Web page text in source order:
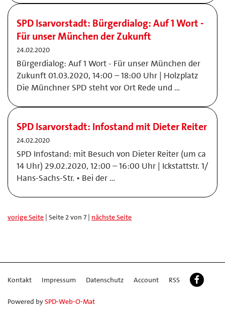
SPD Isarvorstadt: Bürgerdialog: Auf 1 Wort -
Für unser München der Zukunft
24.02.2020
Bürgerdialog: Auf 1 Wort - Für unser München der
Zukunft 01.03.2020, 14:00 – 18:00 Uhr | Holzplatz
Die Münchner SPD steht vor Ort Rede und …
SPD Isarvorstadt: Infostand mit Dieter Reiter
24.02.2020
SPD Infostand: mit Besuch von Dieter Reiter (um ca
14 Uhr) 29.02.2020, 12:00 – 16:00 Uhr | Ickstattstr. 1/
Hans-Sachs-Str. • Bei der …
vorige Seite | Seite 2 von 7 | nächste Seite
Kontakt Impressum Datenschutz Account RSS
Powered bySPD-Web-O-Mat